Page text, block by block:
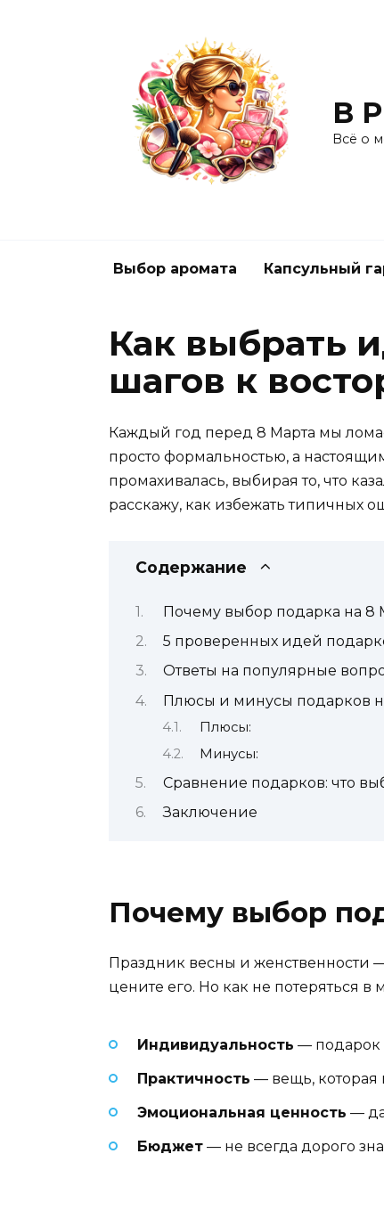
В
Всё о
Выбор аромата Капсульный
Как выбрать
шагов к
Каждый год перед 8 Марта мы
просто формальностью, а
промахивалась, выбирая то, что
расскажу, как избежать типичных
Содержание
Почему выбор подарка на 8
5 проверенных идей
Ответы на популярные
Плюсы и минусы подарков
Плюсы:
Минусы:
Сравнение подарков: что
Заключение
Почему выбор
Праздник весны и женственности —
цените его. Но как не потеряться
Индивидуальность — подарок
Практичность — вещь, которая
Эмоциональная ценность —
Бюджет — не всегда дорого